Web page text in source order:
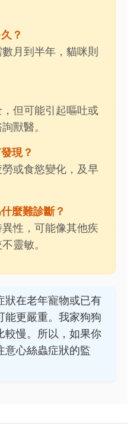
？
月到半年，貓咪則
但可能引起嘔吐或
獸醫。
現？
或食慾變化，及早
麼難診斷？
性，可能像其他疾
靈敏。
狀在老年寵物或已有
能更嚴重。我家狗狗
較慢。所以，如果你
意心絲蟲症狀的監